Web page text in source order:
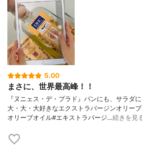
5.00
まさに、世界最高峰！！
『ヌニェス・デ・プラド』パンにも、サラダ
大・大・大好きなエクストラバージンオリー
オリーブオイル#エキストラバージ…続きを見